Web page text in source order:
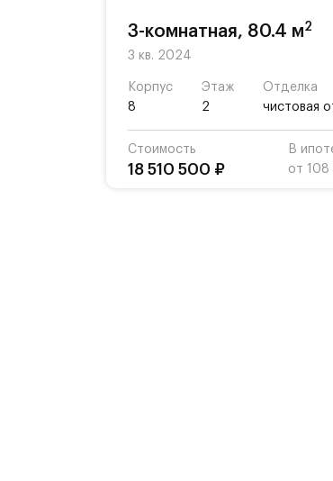
3-комнатная, 80.4 м2
3 кв. 2024
Корпус
8
Этаж
2
Отделка
чистовая
Стоимость
18 510 500 ₽
В
от 108